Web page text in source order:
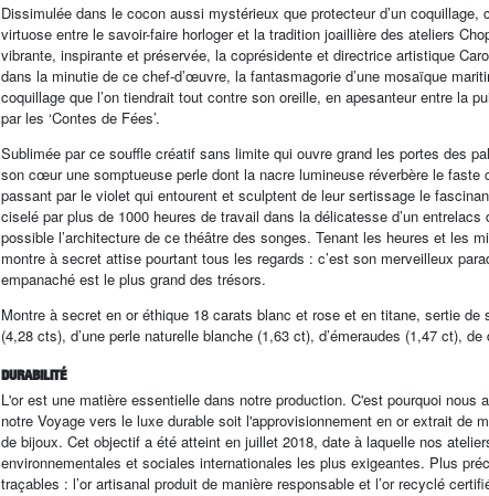
Dissimulée dans le cocon aussi mystérieux que protecteur d’un
virtuose entre le savoir-faire horloger et la tradition joaillière des ateliers
vibrante, inspirante et préservée, la coprésidente et directrice artistique
dans la minutie de ce chef-d’œuvre, la fantasmagorie d’une mosaïque
coquillage que l’on tiendrait tout contre son oreille, en apesanteur entre la
par les ‘Contes de Fées’.
Sublimée par ce souffle créatif sans limite qui ouvre grand les portes des
son cœur une somptueuse perle dont la nacre lumineuse réverbère le
passant par le violet qui entourent et sculptent de leur sertissage le
ciselé par plus de 1000 heures de travail dans la délicatesse d’un
possible l’architecture de ce théâtre des songes. Tenant les heures et les
montre à secret attise pourtant tous les regards : c’est son merveilleux
empanaché est le plus grand des trésors.
Montre à secret en or éthique 18 carats blanc et rose et en titane, sertie
(4,28 cts), d’une perle naturelle blanche (1,63 ct), d’émeraudes (1,47 ct),
DURABILITÉ
L'or est une matière essentielle dans notre production. C'est pourquoi
notre Voyage vers le luxe durable soit l'approvisionnement en or extrait de
de bijoux. Cet objectif a été atteint en juillet 2018, date à laquelle nos
environnementales et sociales internationales les plus exigeantes. Plus
traçables : l’or artisanal produit de manière responsable et l’or recyclé